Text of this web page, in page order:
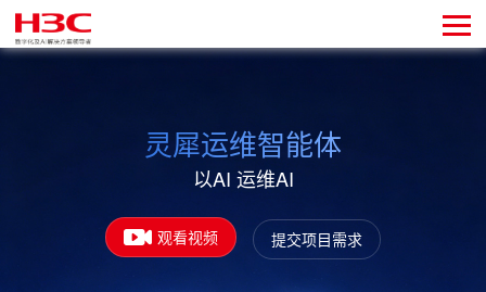
灵犀运维智能体
以AI 运维AI
观看视频 提交项目需求